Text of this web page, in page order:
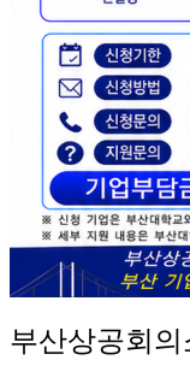
부산상공회